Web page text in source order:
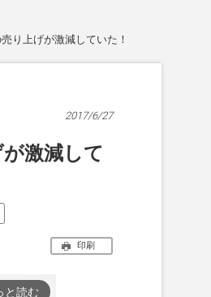
り上げが激減していた！
2017/6/27
激減して
印刷
と読む